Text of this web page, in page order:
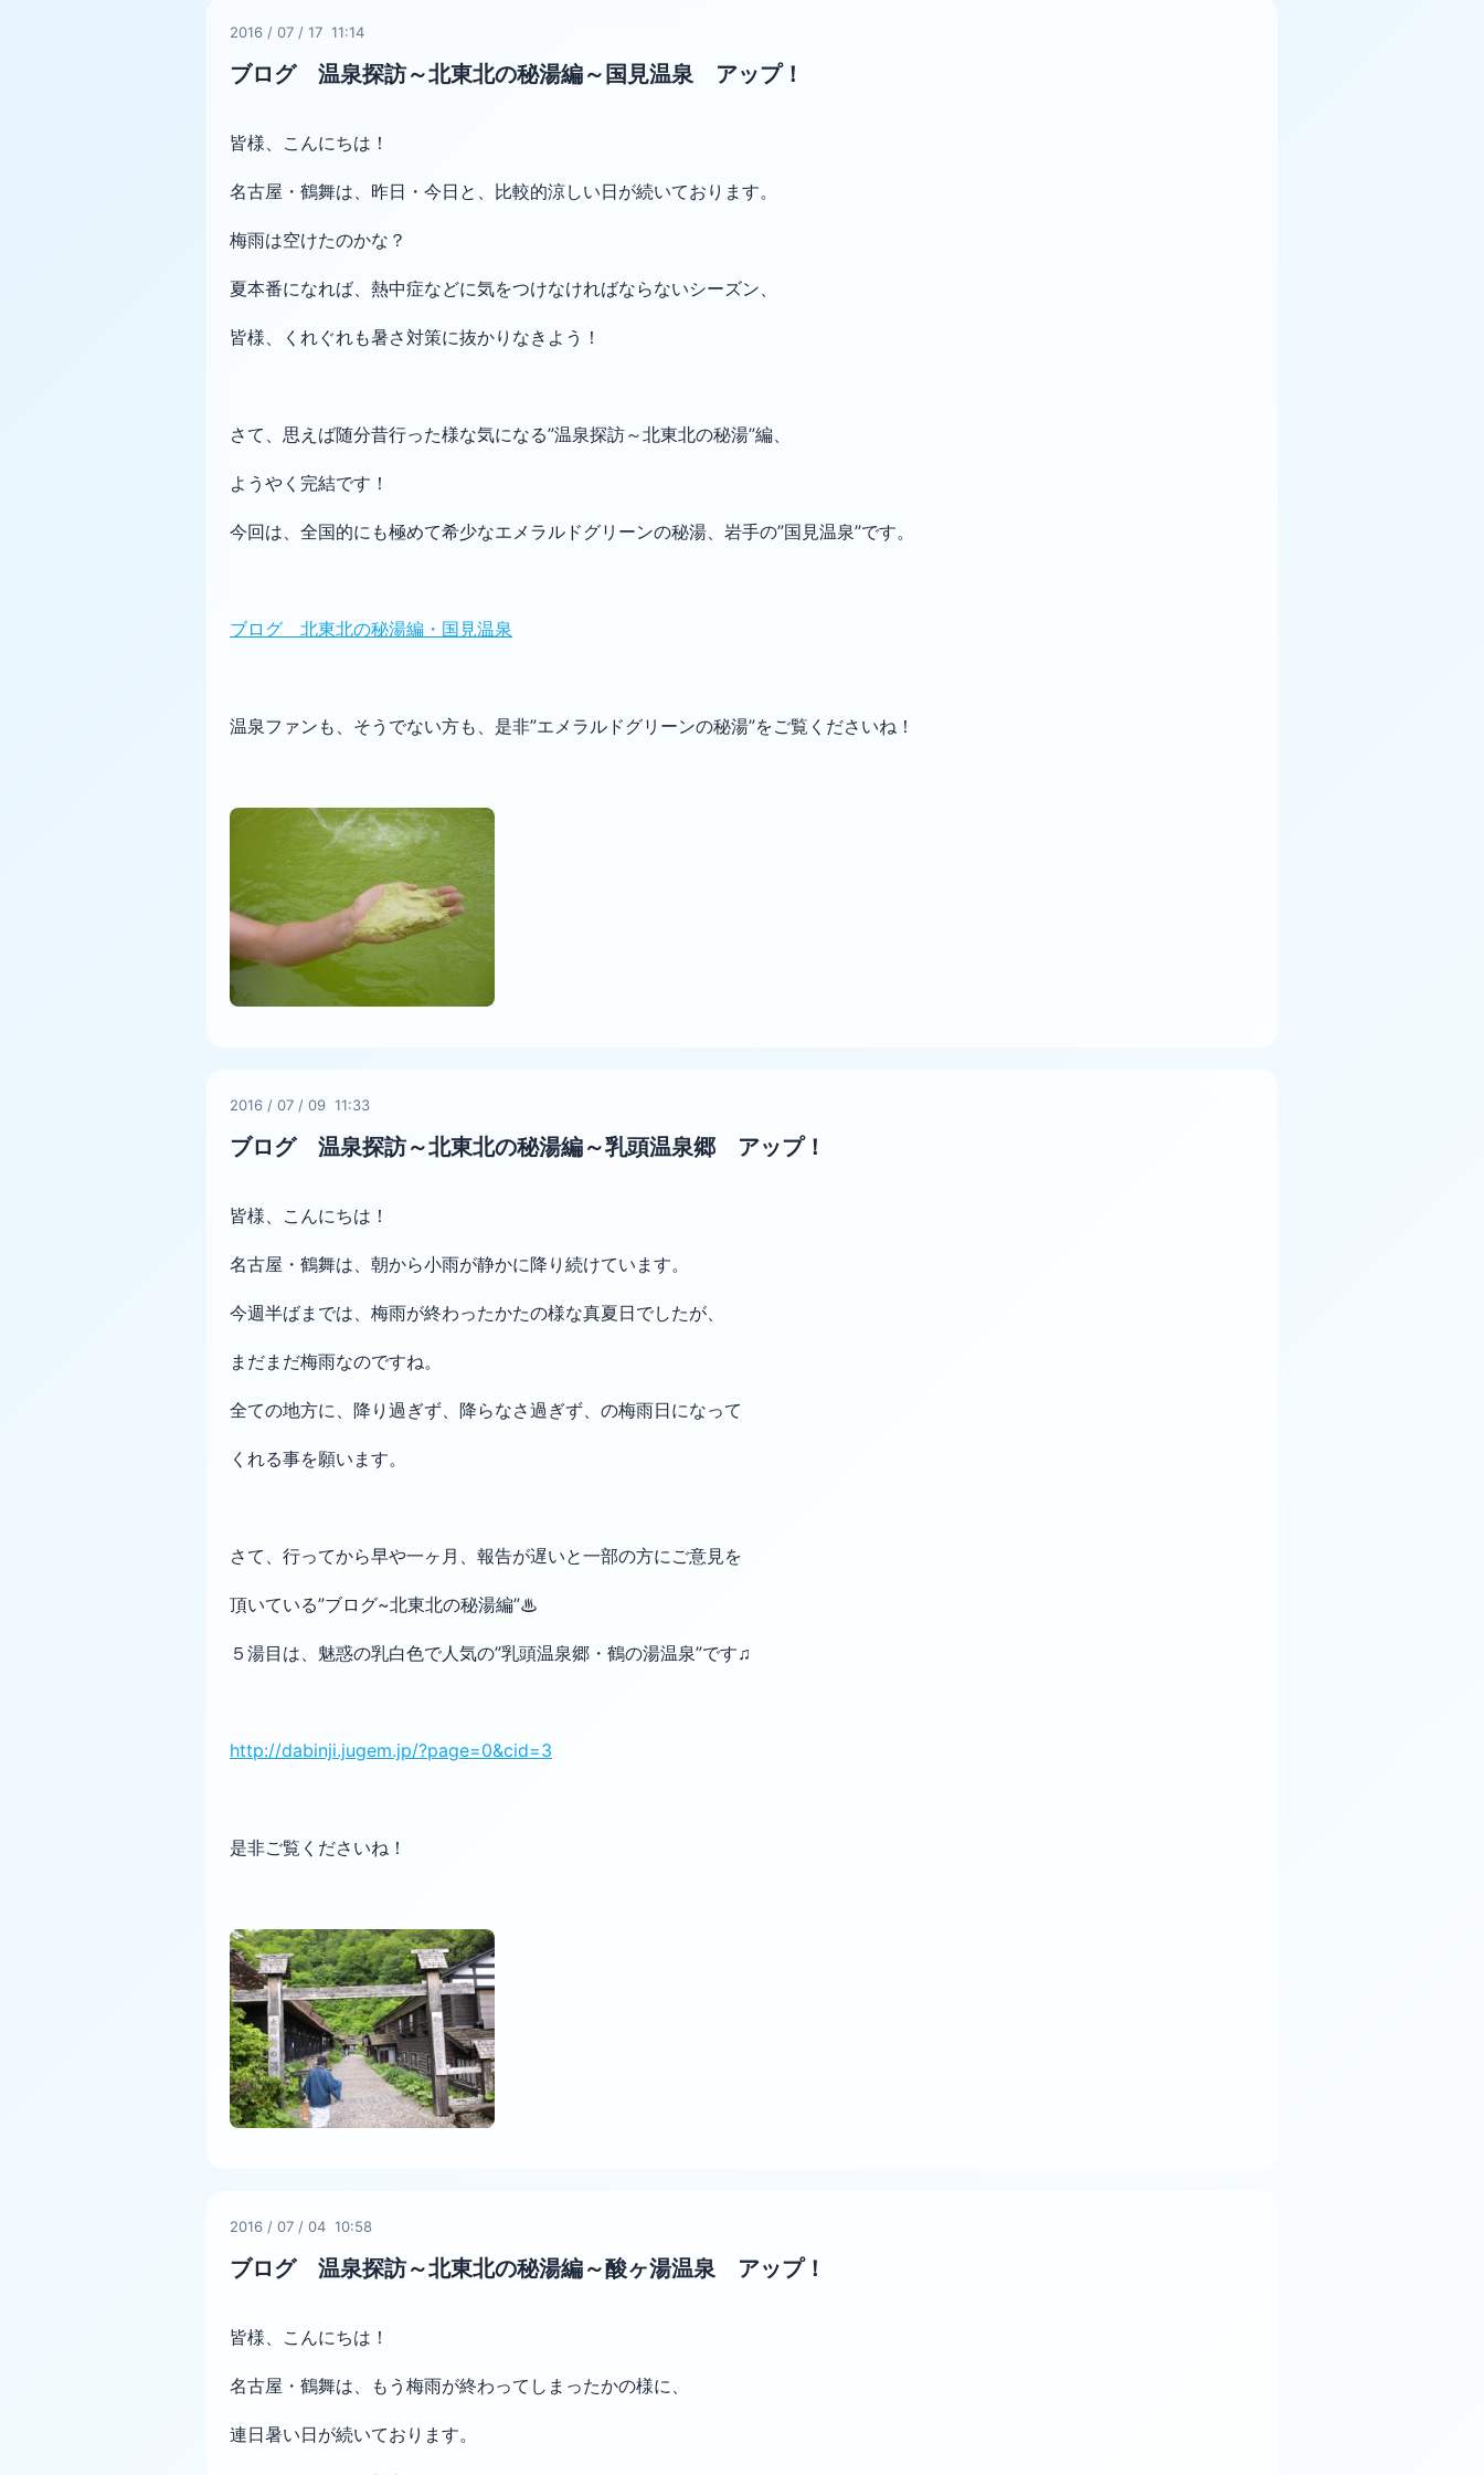
2016 / 07 / 17 11:14
ブログ 温泉探訪～北東北の秘湯編～国見温泉 アップ！
皆様、こんにちは！
名古屋・鶴舞は、昨日・今日と、比較的涼しい日が続いております。
梅雨は空けたのかな？
夏本番になれば、熱中症などに気をつけなければならないシーズン、
皆様、くれぐれも暑さ対策に抜かりなきよう！
さて、思えば随分昔行った様な気になる”温泉探訪～北東北の秘湯”編、
ようやく完結です！
今回は、全国的にも極めて希少なエメラルドグリーンの秘湯、岩手の”国見温泉”です。
ブログ 北東北の秘湯編・国見温泉
温泉ファンも、そうでない方も、是非”エメラルドグリーンの秘湯”をご覧くださいね！
2016 / 07 / 09 11:33
ブログ 温泉探訪～北東北の秘湯編～乳頭温泉郷 アップ！
皆様、こんにちは！
名古屋・鶴舞は、朝から小雨が静かに降り続けています。
今週半ばまでは、梅雨が終わったかたの様な真夏日でしたが、
まだまだ梅雨なのですね。
全ての地方に、降り過ぎず、降らなさ過ぎず、の梅雨日になって
くれる事を願います。
さて、行ってから早や一ヶ月、報告が遅いと一部の方にご意見を
頂いている”ブログ~北東北の秘湯編”♨
５湯目は、魅惑の乳白色で人気の”乳頭温泉郷・鶴の湯温泉”です♫
http://dabinji.jugem.jp/?page=0&cid=3
是非ご覧くださいね！
2016 / 07 / 04 10:58
ブログ 温泉探訪～北東北の秘湯編～酸ヶ湯温泉 アップ！
皆様、こんにちは！
名古屋・鶴舞は、もう梅雨が終わってしまったかの様に、
連日暑い日が続いております。